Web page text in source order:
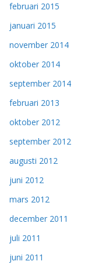
februari 2015
januari 2015
november 2014
oktober 2014
september 2014
februari 2013
oktober 2012
september 2012
augusti 2012
juni 2012
mars 2012
december 2011
juli 2011
juni 2011